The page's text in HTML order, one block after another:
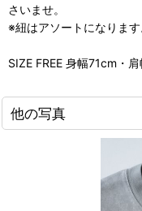
さいませ。
※紐はアソートになります
SIZE FREE 身幅71cm・
他の写真